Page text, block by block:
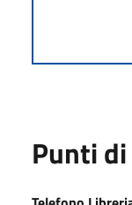
Punti